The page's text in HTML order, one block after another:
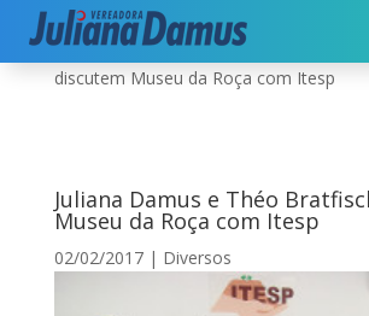
Início|Diversos|Juliana Damus e
discutem Museu da Roça com Itesp
Juliana Damus e Théo
Museu da Roça com Itesp
02/02/2017| Diversos